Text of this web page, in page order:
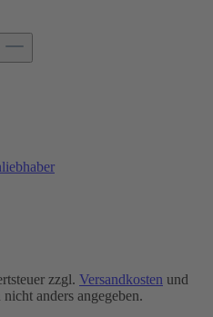
zzgl. Versandkosten und
anders angegeben.